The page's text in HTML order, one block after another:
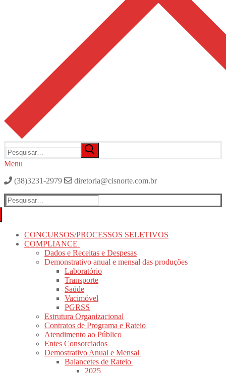
por:
Menu
(38)3231-2979
diretoria@cisnorte.com.br
Pesquisar
por:
CONCURSOS/PROCESSOS SELETIVOS
COMPLIANCE
Dados e Receitas e Despesas
Demonstrativo anual e mensal das produções
Laboratório
Transporte
Saúde
Vacimóvel
PGRSS
Estrutura Organizacional
Contratos de Programa e Rateio
Atendimento ao Público
Entes Consorciados
Demostrativo Anual e Mensal
Balancetes de Rateio
2025